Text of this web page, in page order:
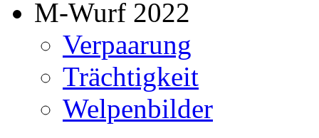
M-Wurf 2022
Verpaarung
Trächtigkeit
Welpenbilder